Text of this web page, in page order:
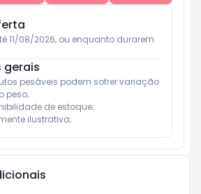
11/08/2026, ou enquanto durarem
gerais
pesáveis podem sofrer variação
peso;
de estoque;
ilustrativa;